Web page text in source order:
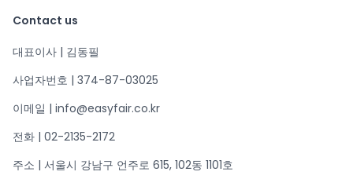
Contact us
대표이사 | 김동필
사업자번호 | 374-87-03025
이메일 | info@easyfair.co.kr
전화 | 02-2135-2172
주소 | 서울시 강남구 언주로 615, 102동 1101호